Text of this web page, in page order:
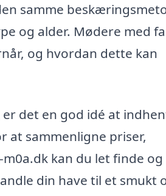
samme
og alder. Mødere med
og hvordan dette kan
det en god idé at
at sammenligne priser,
kan du let finde og
din have til et smukt